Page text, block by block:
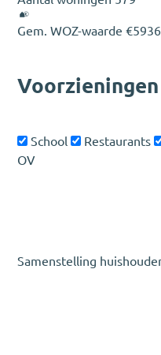
Gem. WOZ-waarde
School Restaurants
OV
Samenstelling